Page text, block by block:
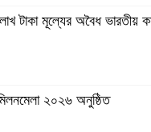
পুরস্কার বিতরণ অনুষ্ঠিত
বিরুদ্ধে থানায় লিখিত
টাকা মূল্যের অবৈধ ভারতীয়
মিলনমেলা ২০২৬ অনুষ্ঠিত